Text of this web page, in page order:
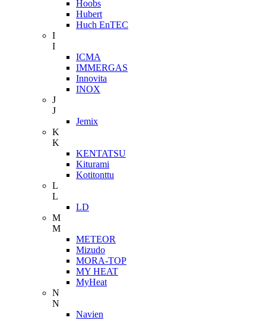
Hoobs
Hubert
Huch EnTEC
I
I
ICMA
IMMERGAS
Innovita
INOX
J
J
Jemix
K
K
KENTATSU
Kiturami
Kotitonttu
L
L
LD
M
M
METEOR
Mizudo
MORA-TOP
MY HEAT
MyHeat
N
N
Navien